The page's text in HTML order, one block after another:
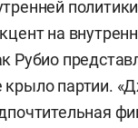
на
Рубио
крыло партии.